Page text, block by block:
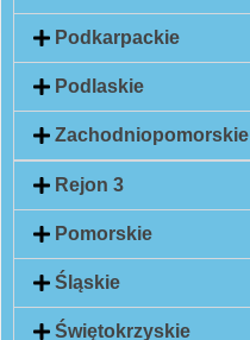
Rejon 3
Pomorskie
Śląskie
Świętokrzyskie
Podkarpackie
Podlaskie
Zachodniopomorskie